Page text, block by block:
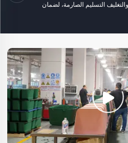
التسليم الصارمة، لضمان